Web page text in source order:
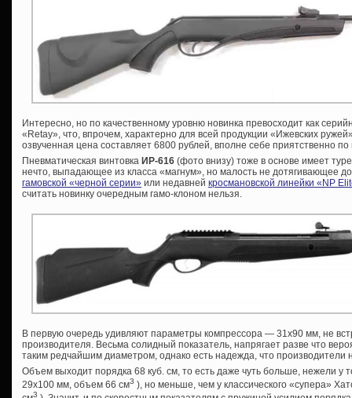
Интересно, но по качественному уровню новинка превосходит как
«Retay», что, впрочем, характерно для всей продукции «Ижевских
озвученная цена составляет 6800 рублей, вполне себе приятственно
Пневматическая винтовка ИР-616 (фото внизу) тоже в основе имеет
нечто, выпадающее из класса «магнум», но малость не дотягивающее
гамовской «черной серии» или недавней кросмановской линейки «NP
считать новинку очередным гамо-клоном нельзя.
В первую очередь удивляют параметры компрессора — 31х90 мм, не
производителя. Весьма солидный показатель, напрягает разве что
таким редчайшим диаметром, однако есть надежда, что производители
Объем выходит порядка 68 куб. см, то есть даже чуть больше, нежели у
29х100 мм, объем 66 см3 ), но меньше, чем у классического «супера»
3